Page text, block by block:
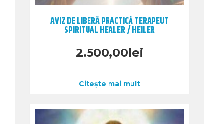
AVIZ DE LIBERĂ PRACTICĂ TERAPEUT
SPIRITUAL HEALER / HEILER
2.500,00lei
Citește mai mult